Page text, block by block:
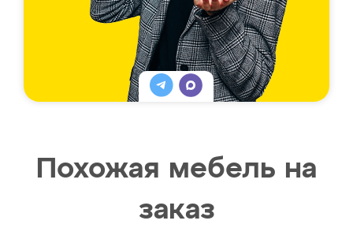
Похожая мебель на
заказ